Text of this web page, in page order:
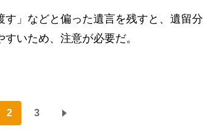
」などと偏った遺言を残すと、遺留分
いため、注意が必要だ。
2 3